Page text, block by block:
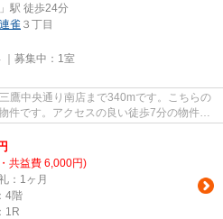
」駅 徒歩24分
雀 ３丁目
募集中： 1室
鷹中央通り南店まで340mです。こちらの
件です。アクセスの良い徒歩7分の物件で
共益費 6,000円)
：1ヶ月
4階
1R